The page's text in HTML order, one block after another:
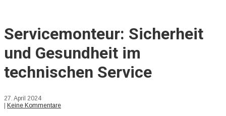
Servicemonteur: Sicherheit
und Gesundheit im
technischen Service
27. April 2024
Keine Kommentare